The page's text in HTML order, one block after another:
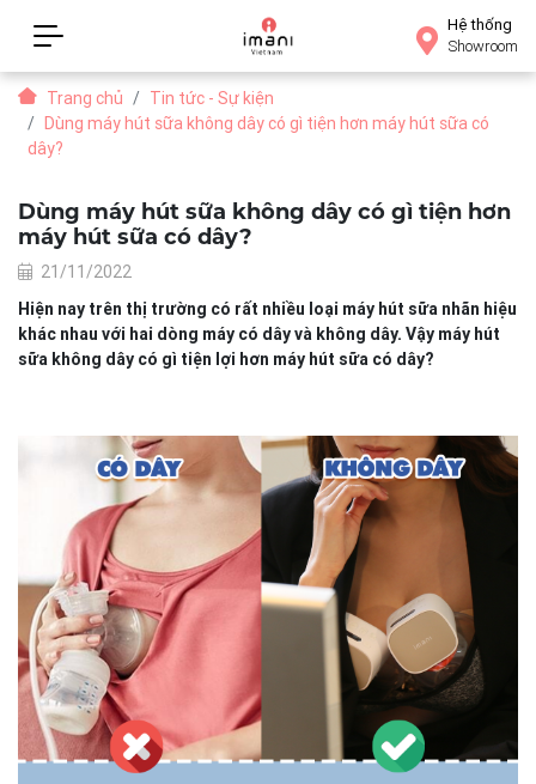
Hệ thống
Showroom
Trang chủ
Tin tức - Sự kiện
Dùng máy hút sữa không dây có gì tiện hơn máy hút sữa có
dây?
Dùng máy hút sữa không dây có gì tiện hơn
máy hút sữa có dây?
21/11/2022
Hiện nay trên thị trường có rất nhiều loại máy hút sữa nhãn hiệu
khác nhau với hai dòng máy có dây và không dây. Vậy máy hút
sữa không dây có gì tiện lợi hơn máy hút sữa có dây?